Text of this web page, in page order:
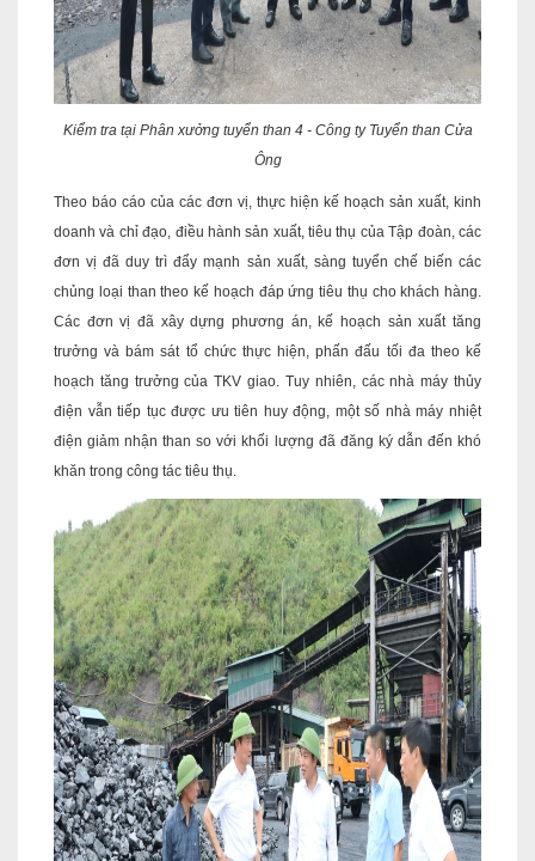
Kiểm tra tại Phân xưởng tuyển than 4 - Công ty Tuyển than Cửa
Ông
Theo báo cáo của các đơn vị, thực hiện kế hoạch sản xuất, kinh
doanh và chỉ đạo, điều hành sản xuất, tiêu thụ của Tập đoàn, các
đơn vị đã duy trì đẩy mạnh sản xuất, sàng tuyển chế biến các
chủng loại than theo kế hoạch đáp ứng tiêu thụ cho khách hàng.
Các đơn vị đã xây dựng phương án, kế hoạch sản xuất tăng
trưởng và bám sát tổ chức thực hiện, phấn đấu tối đa theo kế
hoạch tăng trưởng của TKV giao. Tuy nhiên, các nhà máy thủy
điện vẫn tiếp tục được ưu tiên huy động, một số nhà máy nhiệt
điện giảm nhận than so với khối lượng đã đăng ký dẫn đến khó
khăn trong công tác tiêu thụ.